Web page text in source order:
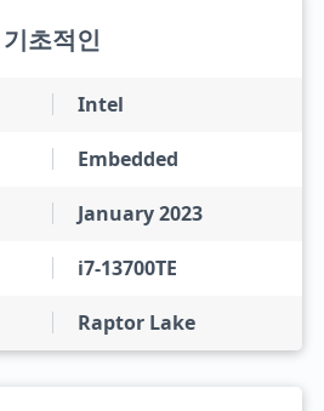
기초적인
Intel
Embedded
January 2023
i7-13700TE
Raptor Lake